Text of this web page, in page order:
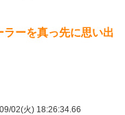
ラーを真っ先に思い出
02(火) 18:26:34.66